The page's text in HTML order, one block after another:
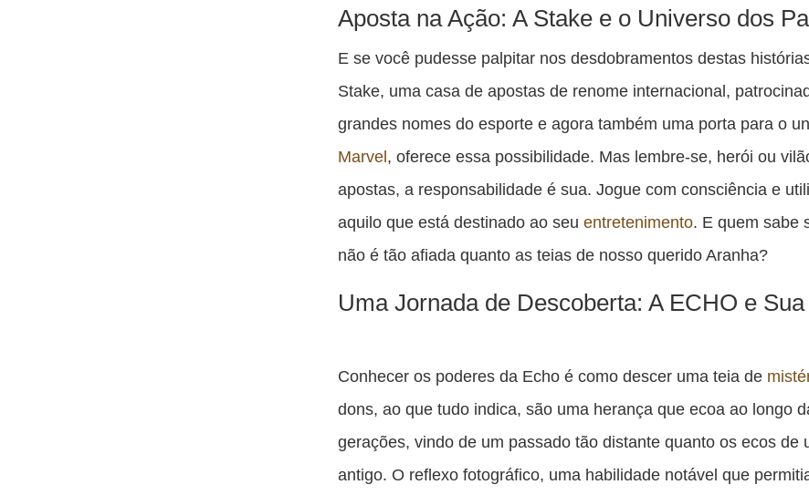
Aposta na Ação: A Stake e o Universo dos
E se você pudesse palpitar nos desdobramentos destas
Stake, uma casa de apostas de renome internacional,
grandes nomes do esporte e agora também uma porta para o
Marvel, oferece essa possibilidade. Mas lembre-se, herói ou
apostas, a responsabilidade é sua. Jogue com consciência e
aquilo que está destinado ao seuentretenimento. E quem sabe
não é tão afiada quanto as teias de nosso querido Aranha?
Uma Jornada de Descoberta: A ECHO e
Conhecer os poderes da Echo é como descer uma teia de
dons, ao que tudo indica, são uma herança que ecoa ao longo
gerações, vindo de um passado tão distante quanto os ecos de
antigo. O reflexo fotográfico, uma habilidade notável que